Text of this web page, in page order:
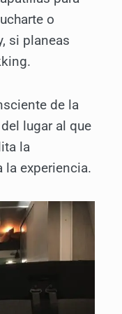
o
si planeas
de la
lugar al que
la
la experiencia.